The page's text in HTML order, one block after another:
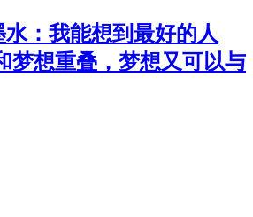
：我能想到最好的人
梦想重叠，梦想又可以与